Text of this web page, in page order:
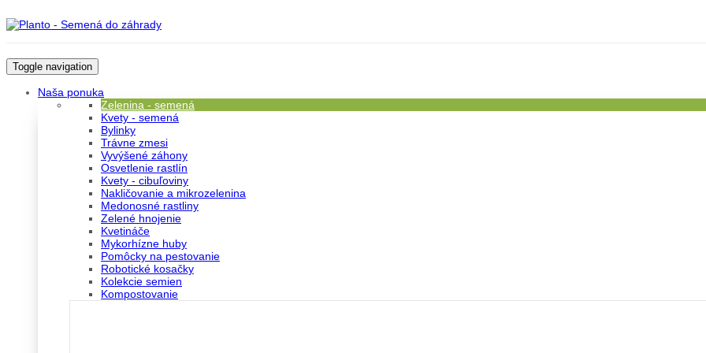
Toggle navigation
Naša ponuka
Zelenina - semená
Kvety - semená
Bylinky
Trávne zmesi
Vyvýšené záhony
Osvetlenie rastlín
Kvety - cibuľoviny
Nakličovanie a mikrozelenina
Medonosné rastliny
Zelené hnojenie
Kvetináče
Mykorhízne huby
Pomôcky na pestovanie
Robotické kosačky
Kolekcie semien
Kompostovanie